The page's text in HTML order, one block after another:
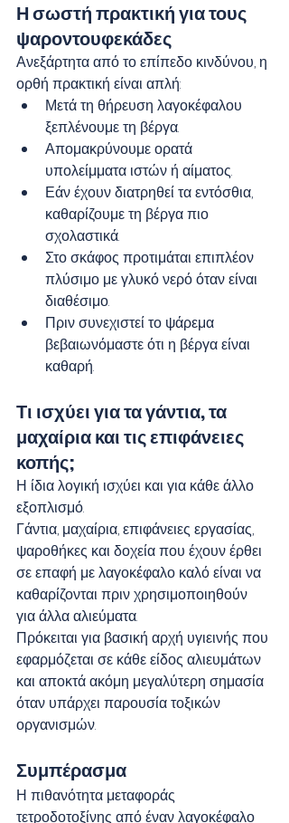
Η σωστή πρακτική για τους
ψαροντουφεκάδες
Ανεξάρτητα από το επίπεδο κινδύνου, η
ορθή πρακτική είναι απλή:
Μετά τη θήρευση λαγοκέφαλου
ξεπλένουμε τη βέργα.
Απομακρύνουμε ορατά
υπολείμματα ιστών ή αίματος.
Εάν έχουν διατρηθεί τα εντόσθια,
καθαρίζουμε τη βέργα πιο
σχολαστικά.
Στο σκάφος προτιμάται επιπλέον
πλύσιμο με γλυκό νερό όταν είναι
διαθέσιμο.
Πριν συνεχιστεί το ψάρεμα
βεβαιωνόμαστε ότι η βέργα είναι
καθαρή.
Τι ισχύει για τα γάντια, τα
μαχαίρια και τις επιφάνειες
κοπής;
Η ίδια λογική ισχύει και για κάθε άλλο
εξοπλισμό.
Γάντια, μαχαίρια, επιφάνειες εργασίας,
ψαροθήκες και δοχεία που έχουν έρθει
σε επαφή με λαγοκέφαλο καλό είναι να
καθαρίζονται πριν χρησιμοποιηθούν
για άλλα αλιεύματα.
Πρόκειται για βασική αρχή υγιεινής που
εφαρμόζεται σε κάθε είδος αλιευμάτων
και αποκτά ακόμη μεγαλύτερη σημασία
όταν υπάρχει παρουσία τοξικών
οργανισμών.
Συμπέρασμα
Η πιθανότητα μεταφοράς
τετροδοτοξίνης από έναν λαγοκέφαλο